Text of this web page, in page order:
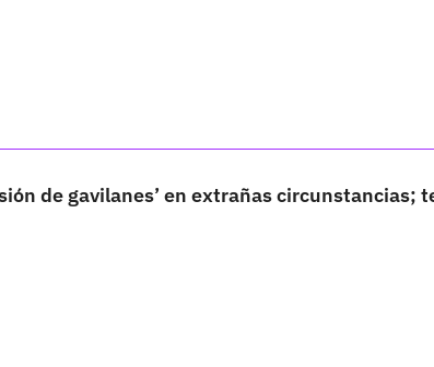
de gavilanes’ en extrañas circunstancias;